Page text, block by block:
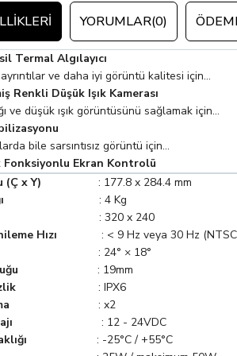
YORUMLAR(0)
Termal Algılayıcı
ve daha iyi görüntü kalitesi için...
Renkli Düşük Işık Kamerası
ve düşük ışık görüntüsünü sağlamak için...
bile sarsıntısız görüntü için...
Fonksiyonlu Ekran Kontrolü
(Ç x Y)
: 177.8 x 284.4 mm
: 4 Kg
: 320 x 240
Hızı
: < 9 Hz veya 30 Hz
: 24° × 18°
: 19mm
: IPX6
: x2
: 12 - 24VDC
: -25°C / +55°C